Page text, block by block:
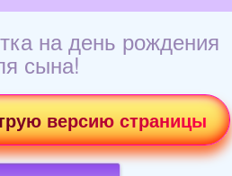
на день рождения
сына!
версию страницы